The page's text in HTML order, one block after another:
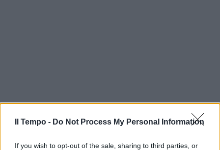
Il Tempo - Do Not Process My Personal Information
If you wish to opt-out of the sale, sharing to third parties, or